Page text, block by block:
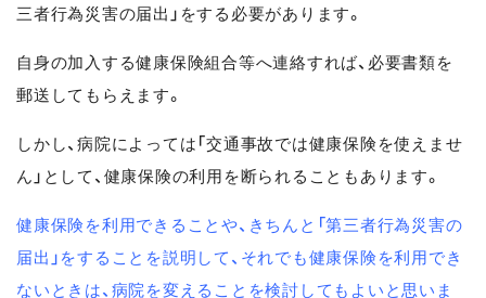
三者行為災害の届出」をする必要があります。
自身の加入する健康保険組合等へ連絡すれば、必要書類を
郵送してもらえます。
しかし、病院によっては「交通事故では健康保険を使えませ
ん」として、健康保険の利用を断られることもあります。
健康保険を利用できることや、きちんと「第三者行為災害の
届出」をすることを説明して、それでも健康保険を利用でき
ないときは、病院を変えることを検討してもよいと思いま